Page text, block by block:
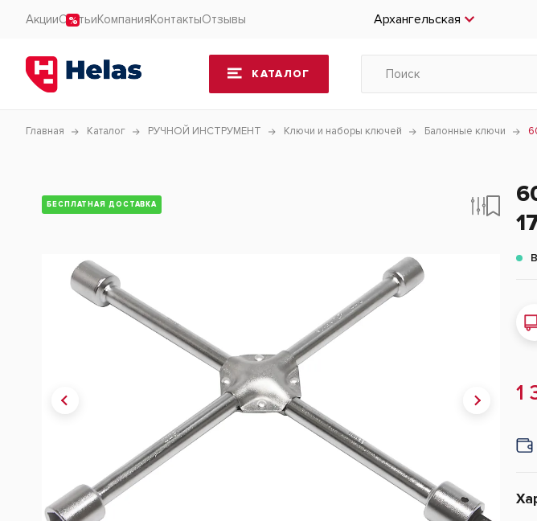
АкцииСтатьиКомпанияКонтактыОтзывы Архангельская
КАТАЛОГ
Главная Каталог РУЧНОЙ ИНСТРУМЕНТ Ключи и наборы ключей Балонные ключи
БЕСПЛАТНАЯ ДОСТАВКА
1